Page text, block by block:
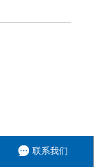
联系我们